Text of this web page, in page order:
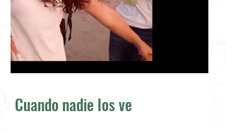
Cuando nadie los ve